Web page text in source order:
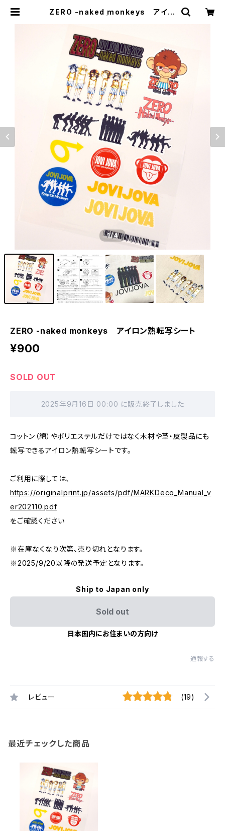
ZERO -naked monkeys アイロ
1/4
ZERO -naked monkeys アイロン熱転写シート
¥900
SOLD OUT
2025年9月16日 00:00 に販売終了しました
コットン（綿）やポリエステルだけではなく木材や革・皮製品にも
転写できるアイロン熱転写シートです。
ご利用に際しては、
https://originalprint.jp/assets/pdf/MARKDeco_Manual_v
er202110.pdf
をご確認ください
※在庫なくなり次第、売り切れとなります。
※2025/9/20以降の発送予定となります。
Ship to Japan only
Sold out
日本国内にお住まいの方向け
通報する
レビュー (19)
最近チェックした商品